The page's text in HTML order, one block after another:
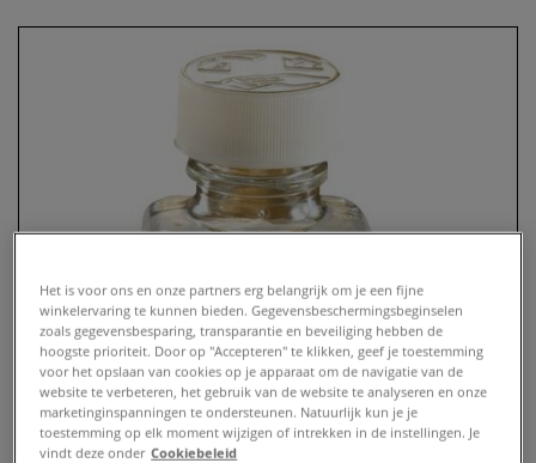
Het is voor ons en onze partners erg belangrijk om je een fijne
winkelervaring te kunnen bieden. Gegevensbeschermingsbeginselen
zoals gegevensbesparing, transparantie en beveiliging hebben de
hoogste prioriteit. Door op "Accepteren" te klikken, geef je toestemming
voor het opslaan van cookies op je apparaat om de navigatie van de
website te verbeteren, het gebruik van de website te analyseren en onze
marketinginspanningen te ondersteunen. Natuurlijk kun je je
toestemming op elk moment wijzigen of intrekken in de instellingen. Je
vindt deze onder Cookiebeleid